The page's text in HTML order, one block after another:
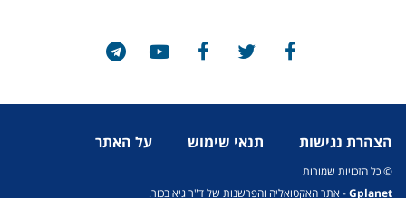
הצהרת נגישות תנאי שימוש על האתר
© כל הזכויות שמורות
Gplanet- אתר האקטואליה והפרשנות של ד"ר גיא בכור.